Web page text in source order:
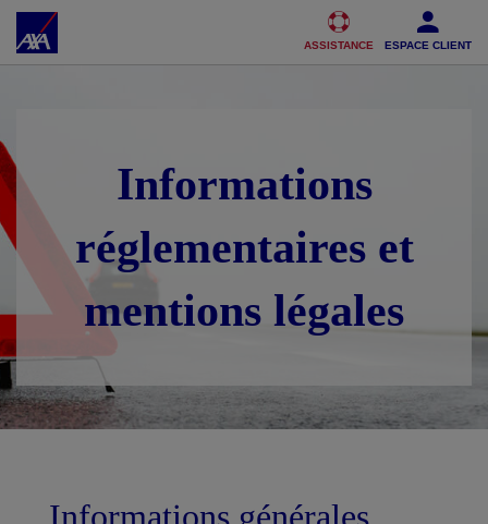
Accéder au Contenu Accéder au Pied de page
ASSISTANCE ESPACE CLIENT
Informations
réglementaires et
mentions légales